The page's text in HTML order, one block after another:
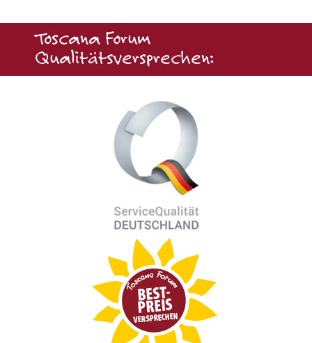
Toscana Forum
Qualitätsversprechen: